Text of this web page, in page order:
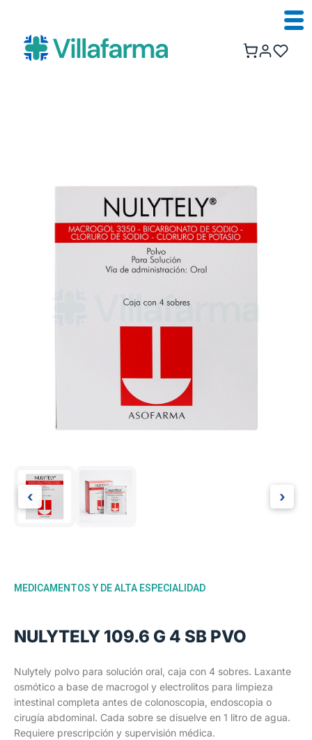
‹ ›
MEDICAMENTOS Y DE ALTA ESPECIALIDAD
NULYTELY 109.6 G 4 SB PVO
Nulytely polvo para solución oral, caja con 4 sobres. Laxante
osmótico a base de macrogol y electrolitos para limpieza
intestinal completa antes de colonoscopia, endoscopia o
cirugía abdominal. Cada sobre se disuelve en 1 litro de agua.
Requiere prescripción y supervisión médica.